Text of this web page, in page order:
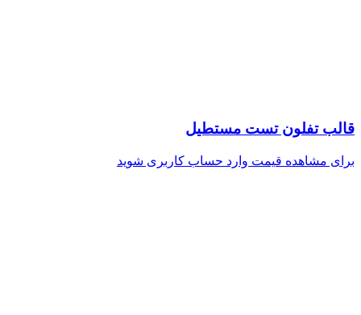
قالب تفلون تست مستطیل
برای مشاهده قیمت وارد حساب کاربری شوید